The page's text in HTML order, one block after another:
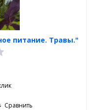
питание. Травы."
Сравнить